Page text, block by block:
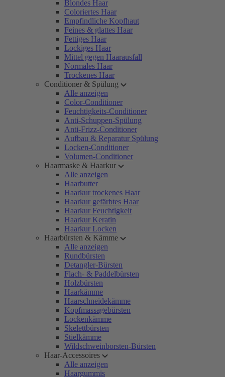
Blondes Haar
Coloriertes Haar
Empfindliche Kopfhaut
Feines & glattes Haar
Fettiges Haar
Lockiges Haar
Mittel gegen Haarausfall
Normales Haar
Trockenes Haar
Conditioner & Spülung
Alle anzeigen
Color-Conditioner
Feuchtigkeits-Conditioner
Anti-Schuppen-Spülung
Anti-Frizz-Conditioner
Aufbau & Reparatur Spülung
Locken-Conditioner
Volumen-Conditioner
Haarmaske & Haarkur
Alle anzeigen
Haarbutter
Haarkur trockenes Haar
Haarkur gefärbtes Haar
Haarkur Feuchtigkeit
Haarkur Keratin
Haarkur Locken
Haarbürsten & Kämme
Alle anzeigen
Rundbürsten
Detangler-Bürsten
Flach- & Paddelbürsten
Holzbürsten
Haarkämme
Haarschneidekämme
Kopfmassagebürsten
Lockenkämme
Skelettbürsten
Stielkämme
Wildschweinborsten-Bürsten
Haar-Accessoires
Alle anzeigen
Haargummis